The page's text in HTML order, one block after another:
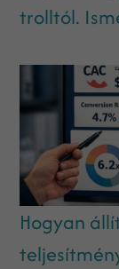
trolltól.
Hogyan